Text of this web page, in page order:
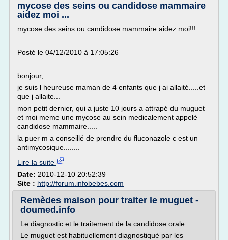
mycose des seins ou candidose mammaire
aidez moi ...
mycose des seins ou candidose mammaire aidez moi!!!
Posté le 04/12/2010 à 17:05:26
bonjour,
je suis l heureuse maman de 4 enfants que j ai allaité.....et
que j allaite...
mon petit dernier, qui a juste 10 jours a attrapé du muguet
et moi meme une mycose au sein medicalement appelé
candidose mammaire.....
la puer m a conseillé de prendre du fluconazole c est un
antimycosique........
Lire la suite
Date: 2010-12-10 20:52:39
Site : http://forum.infobebes.com
Remèdes maison pour traiter le muguet -
doumed.info
Le diagnostic et le traitement de la candidose orale
Le muguet est habituellement diagnostiqué par les